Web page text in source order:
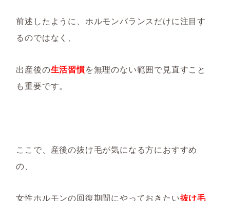
前述したように、ホルモンバランスだけに注目す
るのではなく、
出産後の生活習慣を無理のない範囲で見直すこと
も重要です。
ここで、産後の抜け毛が気になる方におすすめ
の、
女性ホルモンの回復期間にやっておきたい抜け毛